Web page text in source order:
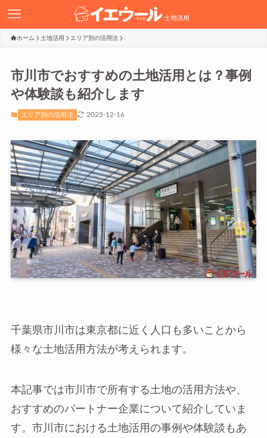
ホーム 土地活用 エリア別の活用法
市川市でおすすめの土地活用とは？事例
や体験談も紹介します
エリア別の活用法 2025-12-16
千葉県市川市は東京都に近く人口も多いことから
様々な土地活用方法が考えられます。
本記事では市川市で所有する土地の活用方法や、
おすすめのパートナー企業について紹介していま
す。市川市における土地活用の事例や体験談もあ